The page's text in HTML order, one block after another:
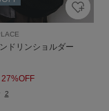
ドリンショルダー
2